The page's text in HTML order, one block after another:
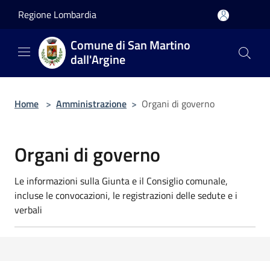
Regione Lombardia
Comune di San Martino
dall'Argine
Home > Amministrazione > Organi di governo
Organi di governo
Le informazioni sulla Giunta e il Consiglio comunale,
incluse le convocazioni, le registrazioni delle sedute e i
verbali